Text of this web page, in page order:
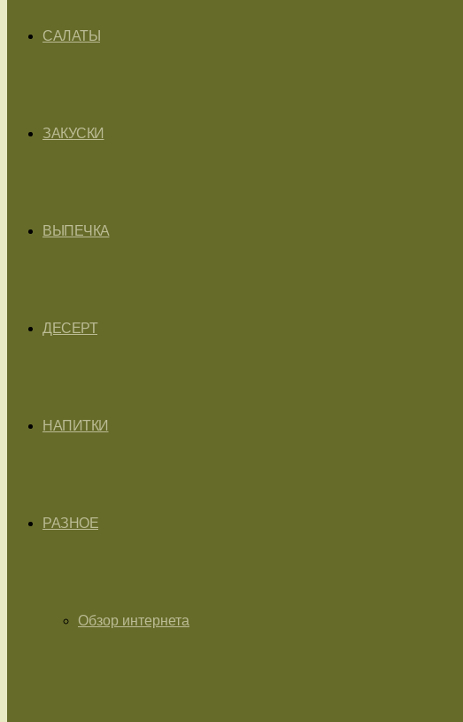
САЛАТЫ
ЗАКУСКИ
ВЫПЕЧКА
ДЕСЕРТ
НАПИТКИ
РАЗНОЕ
Обзор интернета